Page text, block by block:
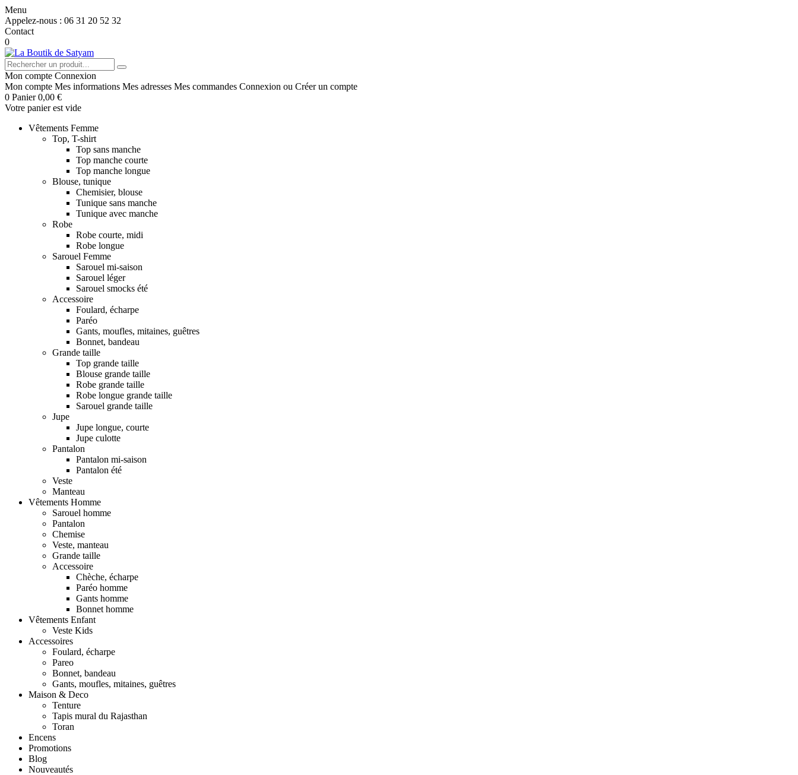
Menu
Appelez-nous : 06 31 20 52 32
Contact
0
Mon compte Connexion
Mon compte Mes informations Mes adresses Mes commandes Connexion ou Créer un compte
0 Panier 0,00 €
Votre panier est vide
Vêtements Femme
Top, T-shirt
Top sans manche
Top manche courte
Top manche longue
Blouse, tunique
Chemisier, blouse
Tunique sans manche
Tunique avec manche
Robe
Robe courte, midi
Robe longue
Sarouel Femme
Sarouel mi-saison
Sarouel léger
Sarouel smocks été
Accessoire
Foulard, écharpe
Paréo
Gants, moufles, mitaines, guêtres
Bonnet, bandeau
Grande taille
Top grande taille
Blouse grande taille
Robe grande taille
Robe longue grande taille
Sarouel grande taille
Jupe
Jupe longue, courte
Jupe culotte
Pantalon
Pantalon mi-saison
Pantalon été
Veste
Manteau
Vêtements Homme
Sarouel homme
Pantalon
Chemise
Veste, manteau
Grande taille
Accessoire
Chèche, écharpe
Paréo homme
Gants homme
Bonnet homme
Vêtements Enfant
Veste Kids
Accessoires
Foulard, écharpe
Pareo
Bonnet, bandeau
Gants, moufles, mitaines, guêtres
Maison & Deco
Tenture
Tapis mural du Rajasthan
Toran
Encens
Promotions
Blog
Nouveautés